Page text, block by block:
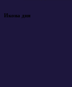
Икона дня